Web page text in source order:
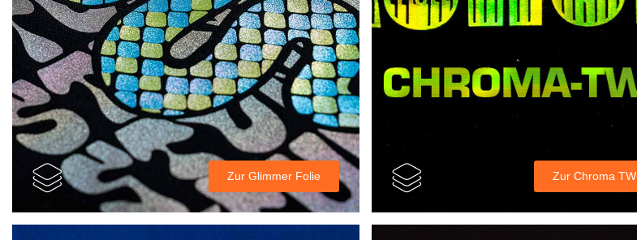
Zur Glimmer Folie Zur Chroma